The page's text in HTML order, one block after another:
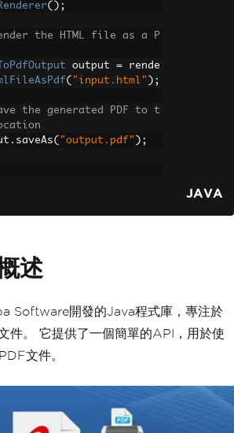
();
the HTML file as a P
output = rende
( "input.html" );
the generated PDF to t
. saveAs( "output.pdf" );
JAVA
述
Software開發的Java程式庫，專注於
件。 它提供了一個簡單的API，用於使
文件。